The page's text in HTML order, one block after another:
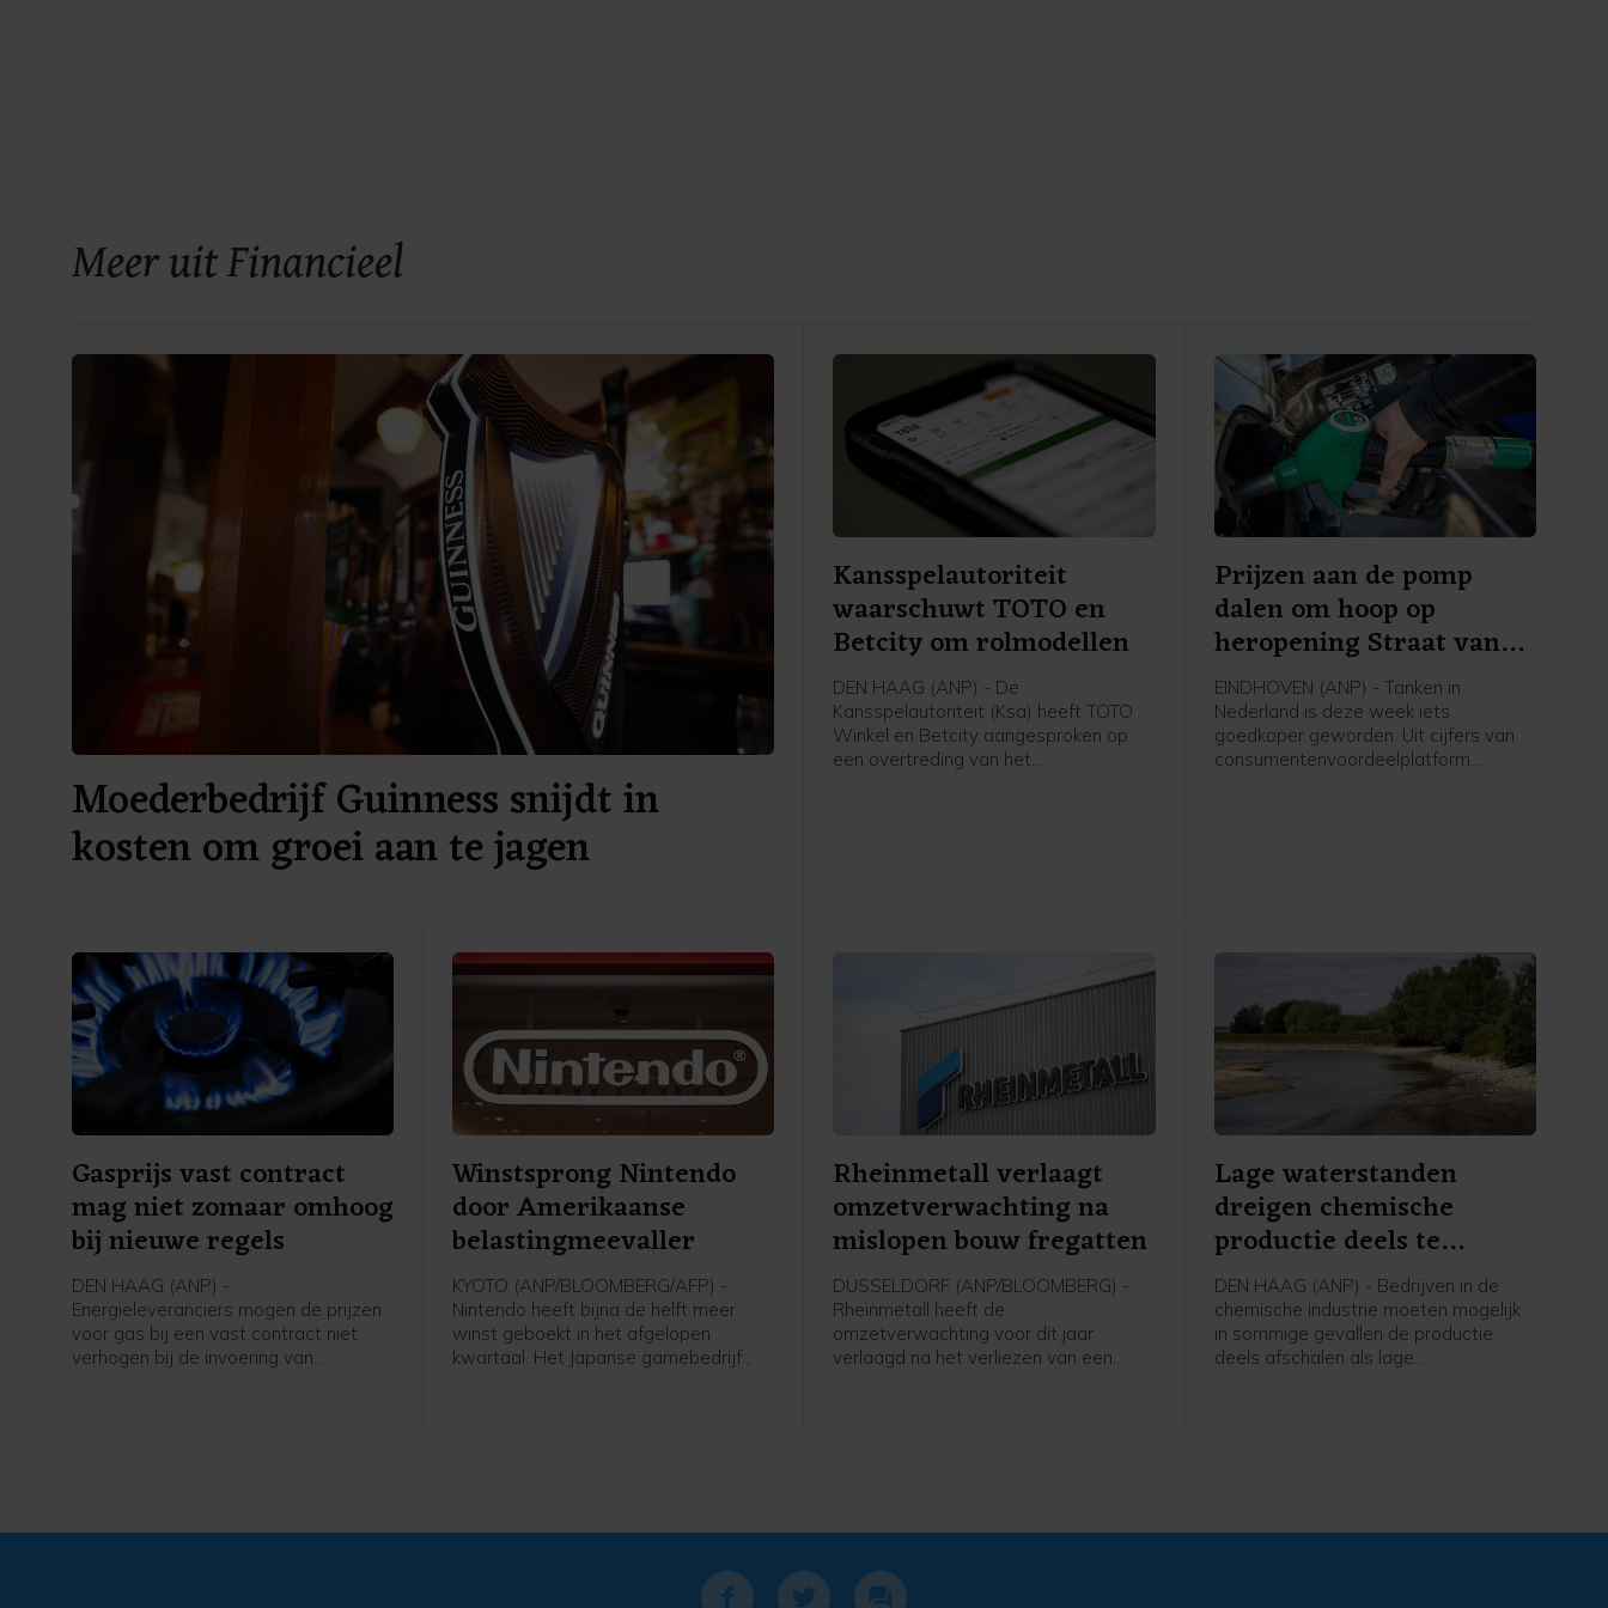
Meer uit Financieel
Moederbedrijf Guinness snijdt in
kosten om groei aan te jagen
Kansspelautoriteit
waarschuwt TOTO en
Betcity om rolmodellen
DEN HAAG (ANP) - De
Kansspelautoriteit (Ksa) heeft TOTO
Winkel en Betcity aangesproken op
een overtreding van het
Prijzen aan de pomp
dalen om hoop op
heropening Straat van
Hormuz
EINDHOVEN (ANP) - Tanken in
Nederland is deze week iets
goedkoper geworden. Uit cijfers van
consumentenvoordeelplatform
Gasprijs vast contract
mag niet zomaar omhoog
bij nieuwe regels
DEN HAAG (ANP) -
Energieleveranciers mogen de prijzen
voor gas bij een vast contract niet
verhogen bij de invoering van
Winstsprong Nintendo
door Amerikaanse
belastingmeevaller
KYOTO (ANP/BLOOMBERG/AFP) -
Nintendo heeft bijna de helft meer
winst geboekt in het afgelopen
kwartaal. Het Japanse gamebedrijf
Rheinmetall verlaagt
omzetverwachting na
mislopen bouw fregatten
DÜSSELDORF (ANP/BLOOMBERG) -
Rheinmetall heeft de
omzetverwachting voor dit jaar
verlaagd na het verliezen van een
Lage waterstanden
dreigen chemische
productie deels te
beperken
DEN HAAG (ANP) - Bedrijven in de
chemische industrie moeten mogelijk
in sommige gevallen de productie
deels afschalen als lage